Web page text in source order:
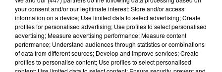
Stars'Terre 2026 : Philippe Palmieri dévoile
les ambitions d'un...
À quelques semaines de la première édition de
Stars'Terre, organisée du 18 au 20 septembre 2026 au
Château de Courtalain, Philippe Palmieri, président...
your consent and/or our legitimate interest: Store and/or access
information on a device; Use limited data to select advertising; Create
profiles for personalised advertising; Use profiles to select personalised
advertising; Measure advertising performance; Measure content
performance; Understand audiences through statistics or combinations
of data from different sources; Develop and improve services; Create
profiles to personalise content; Use profiles to select personalised